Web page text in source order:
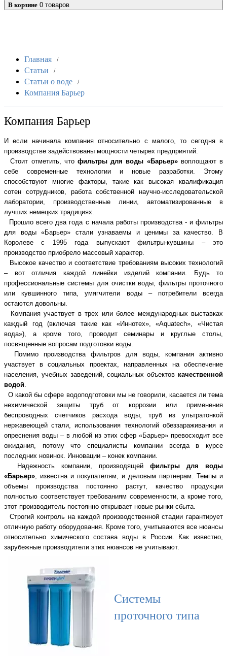
В корзине 0 товаров
Главная /
Статьи /
Статьи о воде /
Компания Барьер
Компания Барьер
И если начинала компания относительно с малого, то сегодня в
производстве задействованы мощности четырех предприятий.
Стоит отметить, что фильтры для воды «Барьер»воплощают в
себе современные технологии и новые разработки. Этому
способствуют многие факторы, такие как высокая квалификация
сотен сотрудников, работа собственной научно-исследовательской
лаборатории, производственные линии, автоматизированные в
лучших немецких традициях.
Прошло всего два года с начала работы производства - и фильтры
для воды «Барьер» стали узнаваемы и ценимы за качество. В
Королеве с 1995 года выпускают фильтры-кувшины – это
производство приобрело массовый характер.
Высокое качество и соответствие требованиям высоких технологий
– вот отличия каждой линейки изделий компании. Будь то
профессиональные системы для очистки воды, фильтры проточного
или кувшинного типа, умягчители воды – потребители всегда
остаются довольны.
Компания участвует в трех или более международных выставках
каждый год (включая такие как «Иннотех», «Aquatech», «Чистая
вода»), а кроме того, проводит семинары и круглые столы,
посвященные вопросам подготовки воды.
Помимо производства фильтров для воды, компания активно
участвует в социальных проектах, направленных на обеспечение
населения, учебных заведений, социальных объектов качественной
водой
О какой бы сфере водоподготовки мы не говорили, касается ли тема
нехимической защиты труб от коррозии или применения
беспроводных счетчиков расхода воды, труб из ультратонкой
нержавеющей стали, использования технологий обеззараживания и
опреснения воды – в любой из этих сфер «Барьер» превосходит все
ожидания, потому что специалисты компании всегда в курсе
последних новинок. Инновации – конек компании.
Надежность компании, производящей фильтры для воды
«Барьер» , известна и покупателям, и деловым партнерам. Темпы и
объемы производства постоянно растут, качество продукции
полностью соответствует требованиям современности, а кроме того,
этот производитель постоянно открывает новые рынки сбыта.
Строгий контроль на каждой производственной стадии гарантирует
отличную работу оборудования. Кроме того, учитываются все нюансы
относительно химического состава воды в России. Как известно,
зарубежные производители этих нюансов не учитывают.
Системы
проточного типа